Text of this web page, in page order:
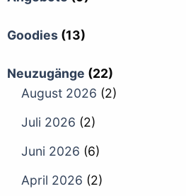
Goodies (13)
Neuzugänge (22)
August 2026 (2)
Juli 2026 (2)
Juni 2026 (6)
April 2026 (2)